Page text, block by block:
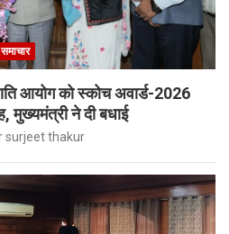
आयोग को स्कोच अवार्ड-2026
मुख्यमंत्री ने दी बधाई
surjeet thakur